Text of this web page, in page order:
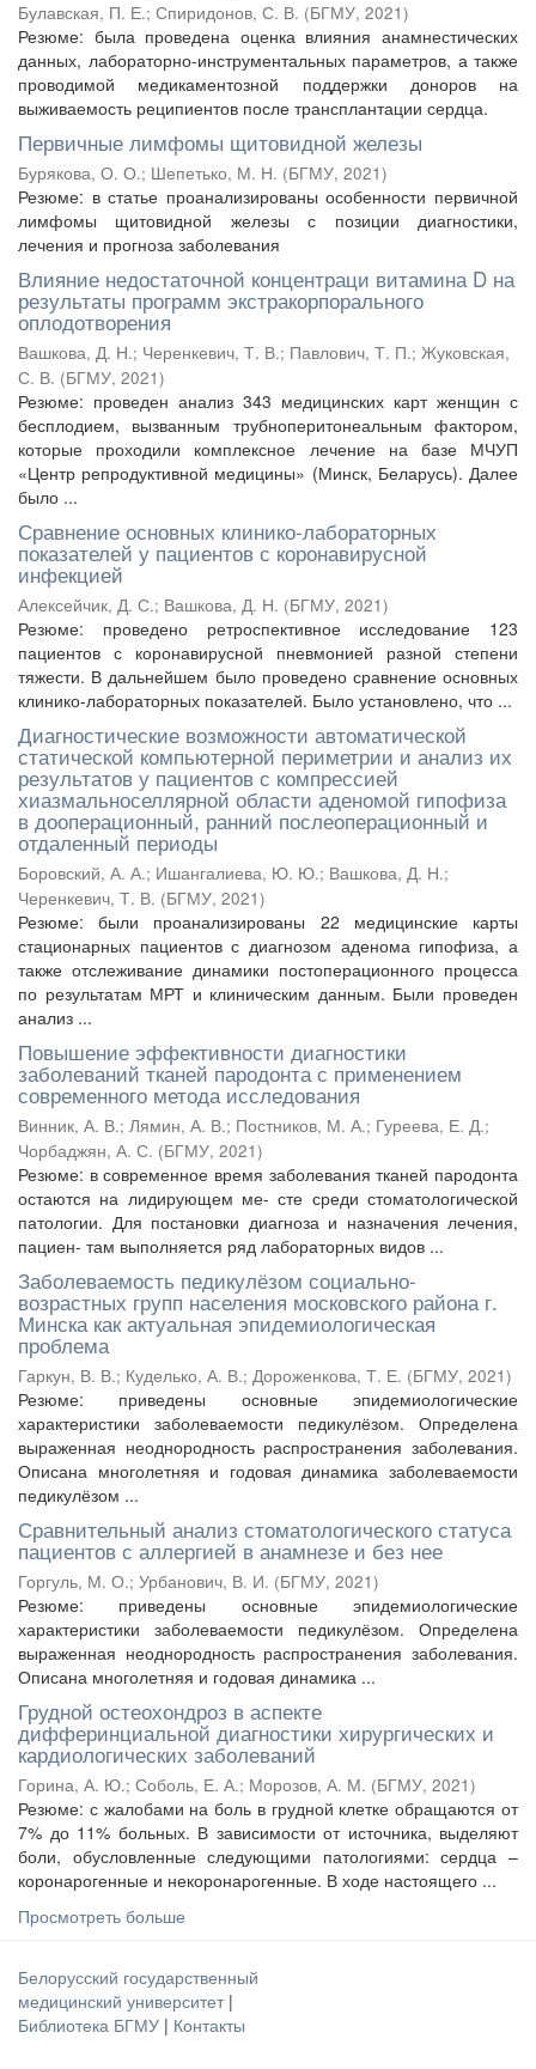
Булавская, П. Е.; Спиридонов, С. В. (БГМУ, 2021)
Резюме: была проведена оценка влияния анамнестических
данных, лабораторно-инструментальных параметров, а также
проводимой медикаментозной поддержки доноров на
выживаемость реципиентов после трансплантации сердца.
Первичные лимфомы щитовидной железы
Бурякова, О. О.; Шепетько, М. Н. (БГМУ, 2021)
Резюме: в статье проанализированы особенности первичной
лимфомы щитовидной железы с позиции диагностики,
лечения и прогноза заболевания
Влияние недостаточной концентраци витамина D на
результаты программ экстракорпорального
оплодотворения
Вашкова, Д. Н.; Черенкевич, Т. В.; Павлович, Т. П.; Жуковская,
С. В. (БГМУ, 2021)
Резюме: проведен анализ 343 медицинских карт женщин с
бесплодием, вызванным трубноперитонеальным фактором,
которые проходили комплексное лечение на базе МЧУП
«Центр репродуктивной медицины» (Минск, Беларусь). Далее
было ...
Сравнение основных клинико-лабораторных
показателей у пациентов с коронавирусной
инфекцией
Алексейчик, Д. С.; Вашкова, Д. Н. (БГМУ, 2021)
Резюме: проведено ретроспективное исследование 123
пациентов с коронавирусной пневмонией разной степени
тяжести. В дальнейшем было проведено сравнение основных
клинико-лабораторных показателей. Было установлено, что ...
Диагностические возможности автоматической
статической компьютерной периметрии и анализ их
результатов у пациентов с компрессией
хиазмальноселлярной области аденомой гипофиза
в дооперационный, ранний послеоперационный и
отдаленный периоды
Боровский, А. А.; Ишангалиева, Ю. Ю.; Вашкова, Д. Н.;
Черенкевич, Т. В. (БГМУ, 2021)
Резюме: были проанализированы 22 медицинские карты
стационарных пациентов с диагнозом аденома гипофиза, а
также отслеживание динамики постоперационного процесса
по результатам МРТ и клиническим данным. Были проведен
анализ ...
Повышение эффективности диагностики
заболеваний тканей пародонта с применением
современного метода исследования
Винник, А. В.; Лямин, А. В.; Постников, М. А.; Гуреева, Е. Д.;
Чорбаджян, А. С. (БГМУ, 2021)
Резюме: в современное время заболевания тканей пародонта
остаются на лидирующем ме- сте среди стоматологической
патологии. Для постановки диагноза и назначения лечения,
пациен- там выполняется ряд лабораторных видов ...
Заболеваемость педикулёзом социально-
возрастных групп населения московского района г.
Минска как актуальная эпидемиологическая
проблема
Гаркун, В. В.; Куделько, А. В.; Дороженкова, Т. Е. (БГМУ, 2021)
Резюме: приведены основные эпидемиологические
характеристики заболеваемости педикулёзом. Определена
выраженная неоднородность распространения заболевания.
Описана многолетняя и годовая динамика заболеваемости
педикулёзом ...
Сравнительный анализ стоматологического статуса
пациентов с аллергией в анамнезе и без нее
Горгуль, М. О.; Урбанович, В. И. (БГМУ, 2021)
Резюме: приведены основные эпидемиологические
характеристики заболеваемости педикулёзом. Определена
выраженная неоднородность распространения заболевания.
Описана многолетняя и годовая динамика ...
Грудной остеохондроз в аспекте
дифферинциальной диагностики хирургических и
кардиологических заболеваний
Горина, А. Ю.; Соболь, Е. А.; Морозов, А. М. (БГМУ, 2021)
Резюме: с жалобами на боль в грудной клетке обращаются от
7% до 11% больных. В зависимости от источника, выделяют
боли, обусловленные следующими патологиями: сердца –
коронарогенные и некоронарогенные. В ходе настоящего ...
Просмотреть больше
Белорусский государственный
медицинский университет |
Библиотека БГМУ | Контакты